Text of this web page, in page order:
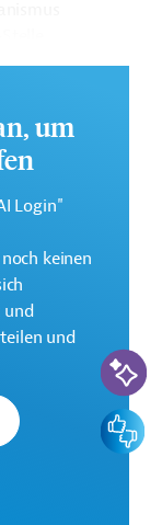
und im
um
Login"
keinen
und
und
KI-